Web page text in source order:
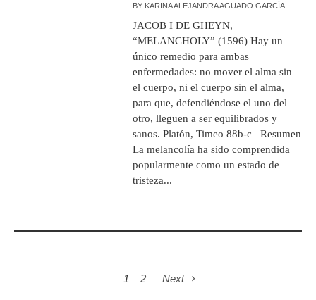
BY KARINA ALEJANDRA AGUADO GARCÍA
JACOB I DE GHEYN,
“MELANCHOLY” (1596) Hay un
único remedio para ambas
enfermedades: no mover el alma sin
el cuerpo, ni el cuerpo sin el alma,
para que, defendiéndose el uno del
otro, lleguen a ser equilibrados y
sanos. Platón, Timeo 88b-c Resumen
La melancolía ha sido comprendida
popularmente como un estado de
tristeza...
1 2 Next